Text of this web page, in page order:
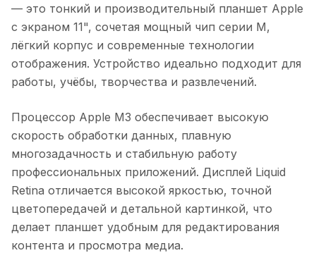
— это тонкий и производительный планшет Apple
с экраном 11", сочетая мощный чип серии M,
лёгкий корпус и современные технологии
отображения. Устройство идеально подходит для
работы, учёбы, творчества и развлечений.
Процессор Apple M3 обеспечивает высокую
скорость обработки данных, плавную
многозадачность и стабильную работу
профессиональных приложений. Дисплей Liquid
Retina отличается высокой яркостью, точной
цветопередачей и детальной картинкой, что
делает планшет удобным для редактирования
контента и просмотра медиа.